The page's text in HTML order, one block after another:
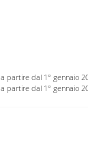
partire dal 1° gennaio
dal 1° gennaio